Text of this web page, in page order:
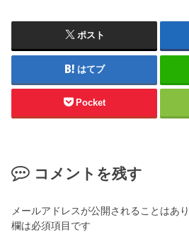
ポスト
はてブ
Pocket
コメントを残す
メールアドレスが公開されることはあり
欄は必須項目です